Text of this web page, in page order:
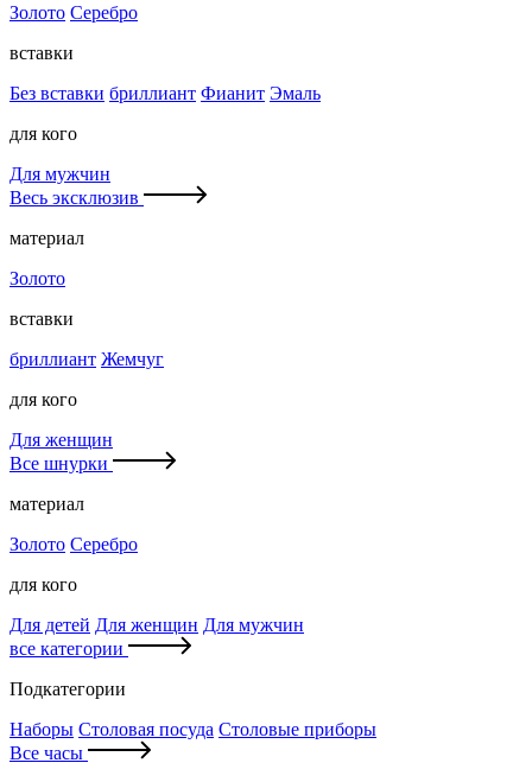
Золото Серебро
вставки
Без вставки бриллиант Фианит Эмаль
для кого
Для мужчин
Весь эксклюзив
материал
Золото
вставки
бриллиант Жемчуг
для кого
Для женщин
Все шнурки
материал
Золото Серебро
для кого
Для детей Для женщин Для мужчин
все категории
Подкатегории
Наборы Столовая посуда Столовые приборы
Все часы